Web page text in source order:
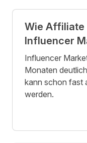
Wie Affiliate
Influencer
Influencer
Monaten
kann schon fast
werden.